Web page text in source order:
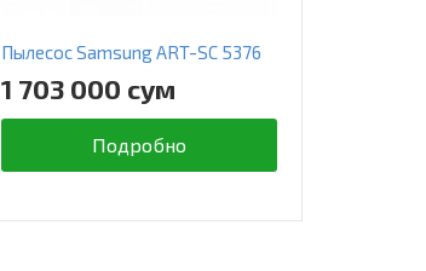
Пылесос Samsung ART-SC 5376
1 703 000 сум
Подробно